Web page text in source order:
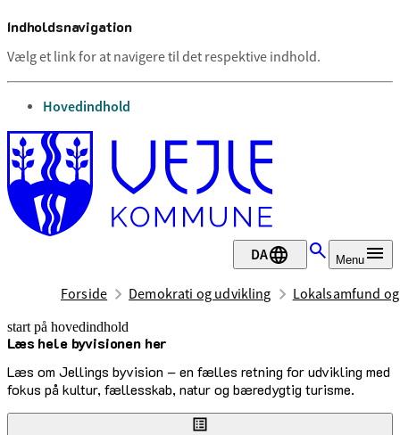
Indholdsnavigation
Vælg et link for at navigere til det respektive indhold.
gå til
Hovedindhold
DA Menu
Forside Demokrati og udvikling Lokalsamfund
start på hovedindhold
Læs hele byvisionen her
Læs om Jellings byvision – en fælles retning for udvikling med
fokus på kultur, fællesskab, natur og bæredygtig turisme.
senest opdateret 17. februar 2026